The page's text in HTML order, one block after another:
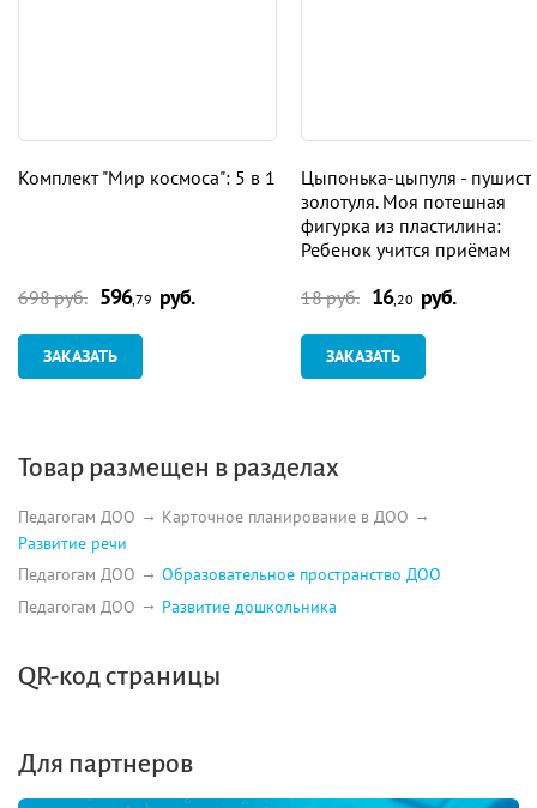
Комплект "Мир космоса": 5 в 1
698 руб. 596,79 руб.
ЗАКАЗАТЬ
Цыпонька-цыпуля -
золотуля. Моя потешная
фигурка из пластилина:
Ребенок учится приёмам
18 руб. 16,20 руб.
ЗАКАЗАТЬ
Товар размещен в разделах
Педагогам ДОО
Карточное планирование в ДОО
Развитие речи
Педагогам ДОО
Образовательное пространство ДОО
Педагогам ДОО
Развитие дошкольника
QR-код страницы
Для партнеров